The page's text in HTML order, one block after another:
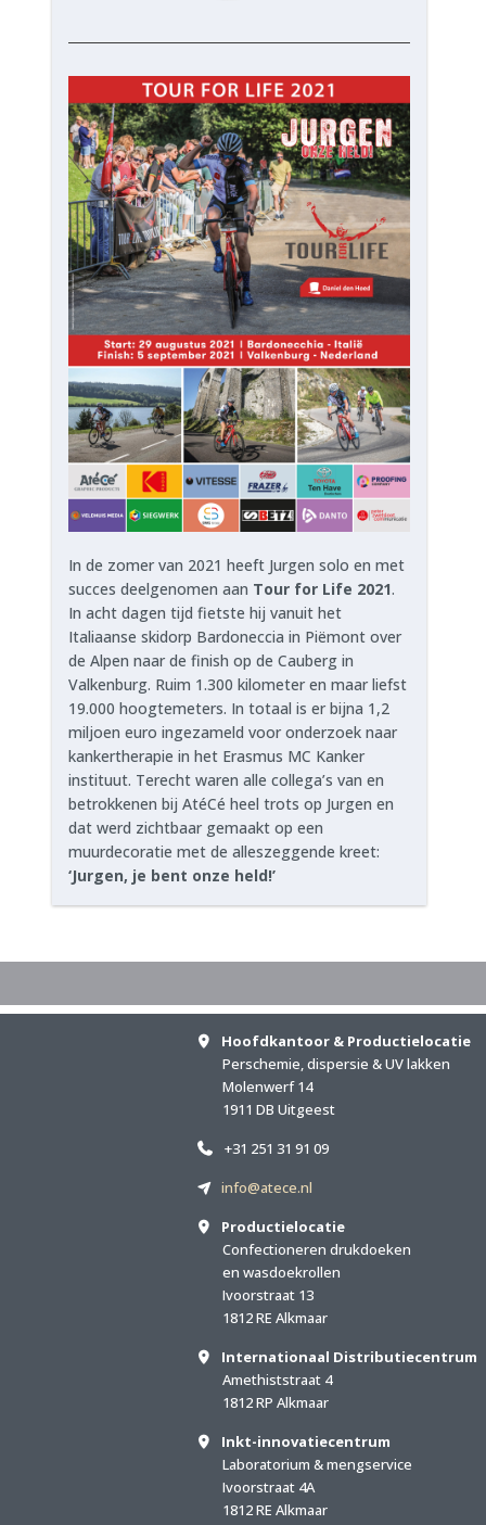
In de zomer van 2021 heeft Jurgen solo en met
succes deelgenomen aan Tour for Life 2021.
In acht dagen tijd fietste hij vanuit het
Italiaanse skidorp Bardoneccia in Piëmont over
de Alpen naar de finish op de Cauberg in
Valkenburg. Ruim 1.300 kilometer en maar liefst
19.000 hoogtemeters. In totaal is er bijna 1,2
miljoen euro ingezameld voor onderzoek naar
kankertherapie in het Erasmus MC Kanker
instituut. Terecht waren alle collega’s van en
betrokkenen bij AtéCé heel trots op Jurgen en
dat werd zichtbaar gemaakt op een
muurdecoratie met de alleszeggende kreet:
‘Jurgen, je bent onze held!’
Hoofdkantoor & Productielocatie
Perschemie, dispersie & UV lakken
Molenwerf 14
1911 DB Uitgeest
+31 251 31 91 09
info@atece.nl
Productielocatie
Confectioneren drukdoeken
en wasdoekrollen
Ivoorstraat 13
1812 RE Alkmaar
Internationaal Distributiecentrum
Amethiststraat 4
1812 RP Alkmaar
Inkt-innovatiecentrum
Laboratorium & mengservice
Ivoorstraat 4A
1812 RE Alkmaar